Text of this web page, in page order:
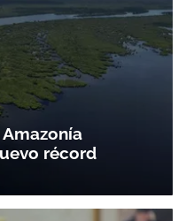
récord